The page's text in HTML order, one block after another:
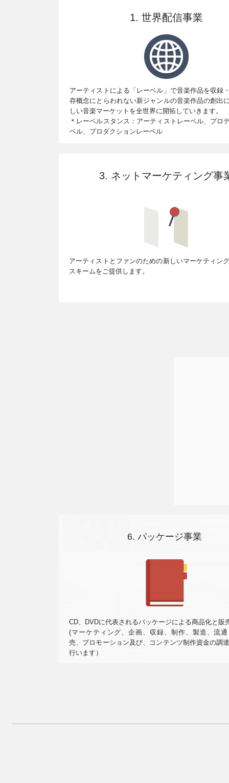
1. 世界配信事業
アーティストによる「レーベル」で音楽作品を収録
存概念にとらわれない新ジャンルの音楽作品の創出
しい音楽マーケットを全世界に開拓していきます。
＊レーベルスタンス：アーティストレーベル、プロ
ベル、プロダクションレーベル
3. ネットマーケティング事
アーティストとファンのための新しいマーケティン
スキームをご提供します。
6. パッケージ事業
CD、DVDに代表されるパッケージによる商品化と販
(マーケティング、企画、収録、制作、製造、流
売、プロモーション及び、コンテンツ制作資金の調
行います）